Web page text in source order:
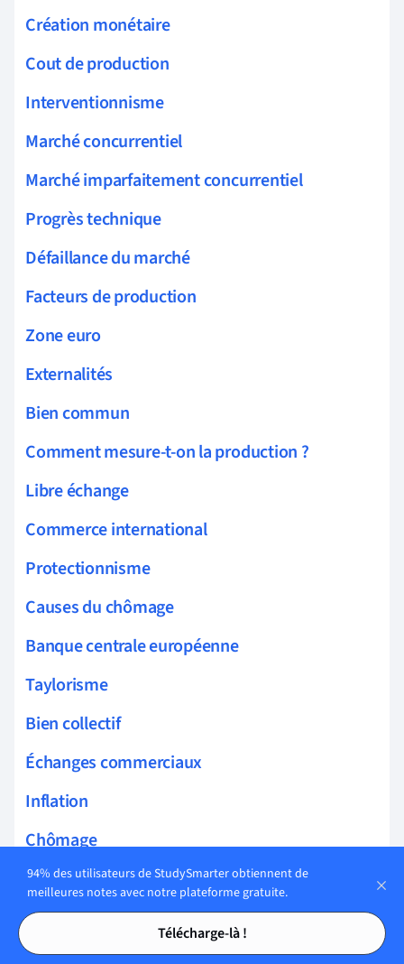
Tables des matières
Tables des matières
Création monétaire
Cout de production
Interventionnisme
Marché concurrentiel
Marché imparfaitement concurrentiel
Progrès technique
Défaillance du marché
Facteurs de production
Zone euro
Externalités
Bien commun
Comment mesure-t-on la production ?
Libre échange
Commerce international
Protectionnisme
Causes du chômage
Banque centrale européenne
Taylorisme
Bien collectif
Échanges commerciaux
Inflation
Chômage
Économies d'échelle
Richesse mondiale
Politique de la concurrence
94% des utilisateurs de StudySmarter obtiennent de
meilleures notes avec notre plateforme gratuite.
Télécharge-là !